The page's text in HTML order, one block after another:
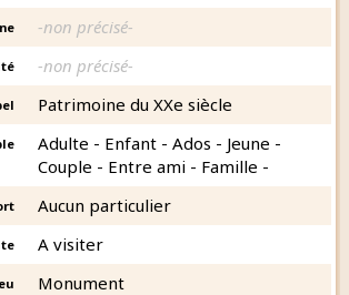
-non précisé-
-non précisé-
Patrimoine du XXe siècle
Adulte - Enfant - Ados - Jeune -
Couple - Entre ami - Famille -
Aucun particulier
A visiter
Monument